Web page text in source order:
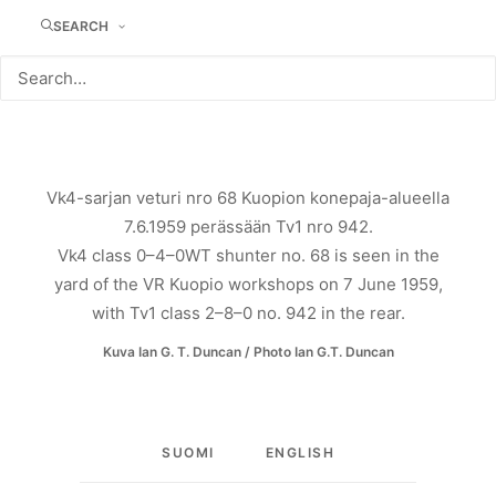
SEARCH
Vk4-sarjan veturi nro 68 Kuopion konepaja-alueella
7.6.1959 perässään Tv1 nro 942.
Vk4 class 0–4–0WT shunter no. 68 is seen in the
yard of the VR Kuopio workshops on 7 June 1959,
with Tv1 class 2–8–0 no. 942 in the rear.
Kuva Ian G. T. Duncan / Photo Ian G.T. Duncan
SUOMI ENGLISH